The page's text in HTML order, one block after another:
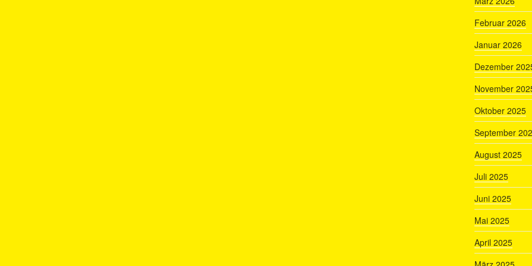
Februar 2026
Januar 2026
Dezember
November
Oktober 2025
September
August 2025
Juli 2025
Juni 2025
Mai 2025
April 2025